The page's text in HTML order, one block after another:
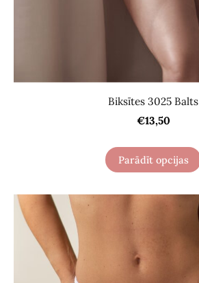
Biksītes 3025 Balts
€13,50
Parādīt opcijas